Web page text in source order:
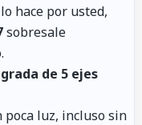
hace por usted,
sobresale
de 5 ejes
poca luz, incluso sin